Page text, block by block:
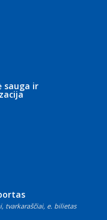
sauga ir
tvarkaraščiai, e. bilietas